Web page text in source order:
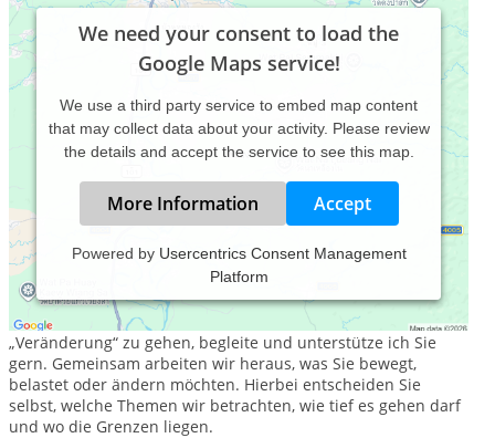
We need your consent to load the
Google Maps service!
We use a third party service to embed map content
that may collect data about your activity. Please review
the details and accept the service to see this map.
More Information Accept
Powered by Usercentrics Consent Management
Platform
Wagen Sie den ersten Schritt in Richtung Veränderung!
Bei Ihrem Entschluss einen ersten Schritt in Richtung
„Veränderung“ zu gehen, begleite und unterstütze ich Sie
gern. Gemeinsam arbeiten wir heraus, was Sie bewegt,
belastet oder ändern möchten. Hierbei entscheiden Sie
selbst, welche Themen wir betrachten, wie tief es gehen darf
und wo die Grenzen liegen.